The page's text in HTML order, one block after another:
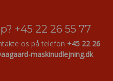
+45 22 26 55 77
os på telefon +45 22 26
maskinudlejning.dk